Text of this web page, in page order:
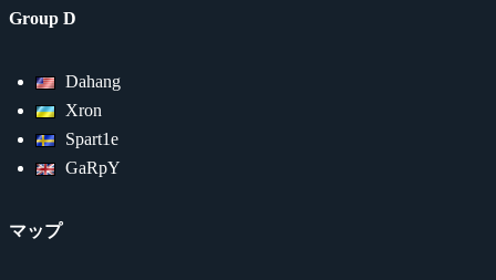
Group D
Dahang
Xron
Spart1e
GaRpY
マップ